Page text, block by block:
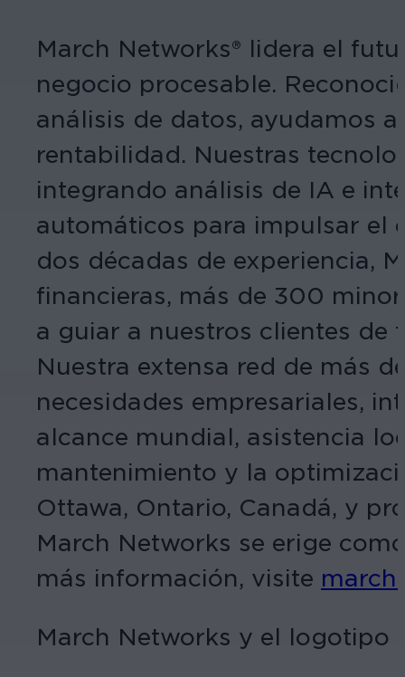
March Networks® lidera el
negocio procesable.
análisis de datos, ayudamos
rentabilidad. Nuestras
integrando análisis de IA e
automáticos para impulsar el
dos décadas de experiencia,
financieras, más de 300
a guiar a nuestros clientes de
Nuestra extensa red de más
necesidades empresariales,
alcance mundial, asistencia
mantenimiento y la
Ottawa, Ontario, Canadá, y
March Networks se erige
más información, visite
March Networks y el logotipo